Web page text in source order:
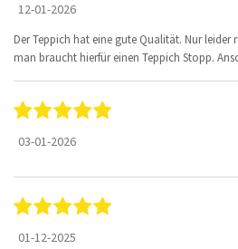
12-01-2026
Der Teppich hat eine gute Qualität. Nur
man braucht hierfür einen Teppich Stopp.
03-01-2026
01-12-2025